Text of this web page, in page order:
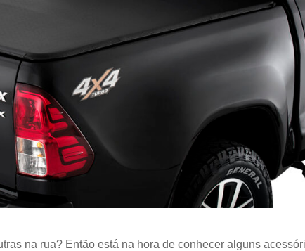
na rua? Então está na hora de conhecer alguns